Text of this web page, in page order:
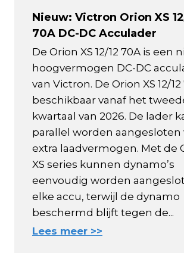
Nieuw: Victron Orion XS
70A DC-DC Acculader
De Orion XS 12/12 70A is een
hoogvermogen DC-DC
van Victron. De Orion XS 12/12
beschikbaar vanaf het
kwartaal van 2026. De lader
parallel worden aangesloten
extra laadvermogen. Met de
XS series kunnen dynamo’s
eenvoudig worden
elke accu, terwijl de dynamo
beschermd blijft tegen de...
Lees meer >>